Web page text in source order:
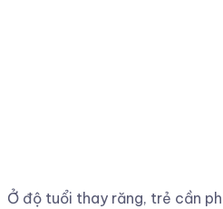
Ở độ tuổi thay răng, trẻ cần